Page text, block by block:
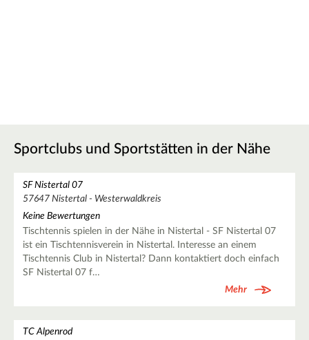
Sportclubs und Sportstätten in der Nähe
SF Nistertal 07
57647 Nistertal - Westerwaldkreis
Keine Bewertungen
Tischtennis spielen in der Nähe in Nistertal - SF Nistertal 07
ist ein Tischtennisverein in Nistertal. Interesse an einem
Tischtennis Club in Nistertal? Dann kontaktiert doch einfach
SF Nistertal 07 f…
Mehr
TC Alpenrod